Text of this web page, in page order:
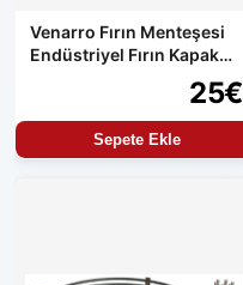
Venarro Fırın Menteşesi
Endüstriyel Fırın Kapak
Menteşesi Uyumlu Set25€
Sepete Ekle